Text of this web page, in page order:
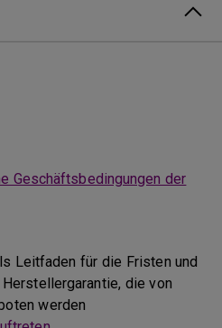
Geschäftsbedingungen der
Leitfaden für die Fristen und
die von
werden